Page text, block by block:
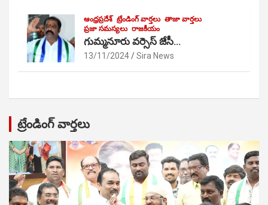
ఆంధ్రప్రదేశ్ ట్రేండింగ్ వార్తలు తాజా వార్తలు
ప్రజా సమస్యలు రాజకీయం
గుమ్మనూరు వర్సెస్ జేసీ…
13/11/2024 Sira News
ట్రేండింగ్ వార్తలు